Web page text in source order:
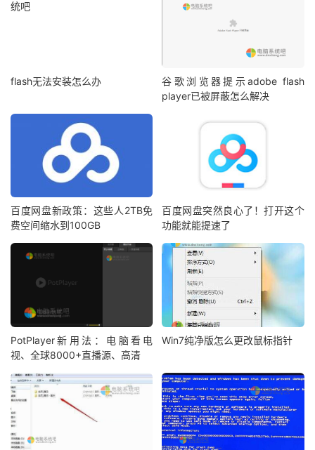
flash无法安装怎么办
谷歌浏览器提示adobe flash
player已被屏蔽怎么解决
百度网盘新政策：这些人2TB免
费空间缩水到100GB
百度网盘突然良心了！打开这个
功能就能提速了
PotPlayer新用法：电脑看电
视、全球8000+直播源、高清
Win7纯净版怎么更改鼠标指针